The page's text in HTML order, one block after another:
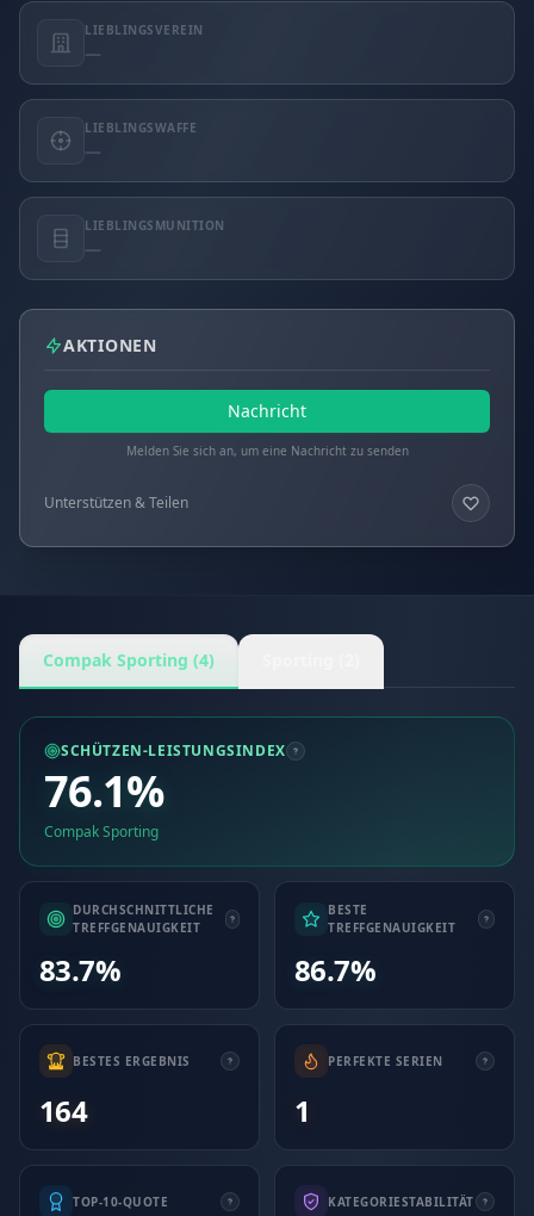
LIEBLINGSVEREIN
—
LIEBLINGSWAFFE
—
LIEBLINGSMUNITION
—
AKTIONEN
Nachricht
Melden Sie sich an, um eine Nachricht zu senden
Unterstützen & Teilen
Compak Sporting (4)
SCHÜTZEN-LEISTUNGSINDEX
76.1%
Compak Sporting
DURCHSCHNITTLICHE
TREFFGENAUIGKEIT
83.7%
BESTE
TREFFGENAUIGKEIT
86.7%
BESTES ERGEBNIS
164
PERFEKTE SERIEN
1
TOP-10-QUOTE KATEGORIESTABILITÄT